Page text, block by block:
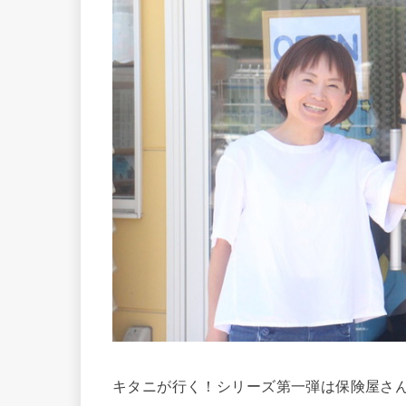
キタニが行く！シリーズ第一弾は保険屋さ